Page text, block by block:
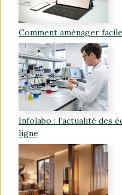
Comment aménager
Infolabo : l’actualité des
ligne